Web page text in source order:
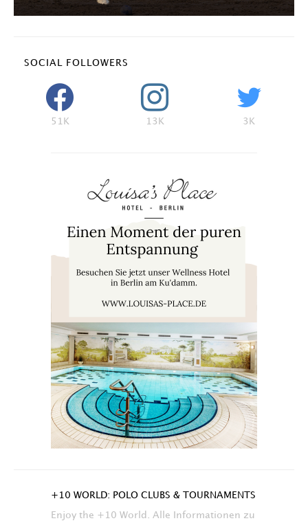
SOCIAL FOLLOWERS
51K 13K 3K
+10 WORLD: POLO CLUBS & TOURNAMENTS
Enjoy the +10 World. Alle Informationen zu